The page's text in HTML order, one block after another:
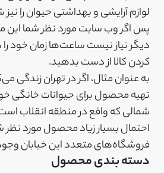
لوازم آرایشی و بهداشتی حیوان را
پس اگر وب سایت مورد نظر شما این
دیگر نیاز نیست ساعت‌ها زمان خود را
کردن کالا از دست بدهید.
به عنوان مثال، اگر در تهران زندگی
تهیه محصول برای حیوانات خانگی
شمالی که واقع در منطقه انقلاب
احتمال بسیار زیاد محصول مورد نظر
فروشگاه‌های متعدد این خیابان
دسته بندی محصول